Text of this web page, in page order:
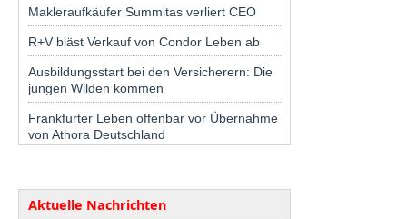
Makleraufkäufer Summitas verliert CEO
R+V bläst Verkauf von Condor Leben ab
Ausbildungsstart bei den Versicherern: Die
jungen Wilden kommen
Frankfurter Leben offenbar vor Übernahme
von Athora Deutschland
Aktuelle Nachrichten